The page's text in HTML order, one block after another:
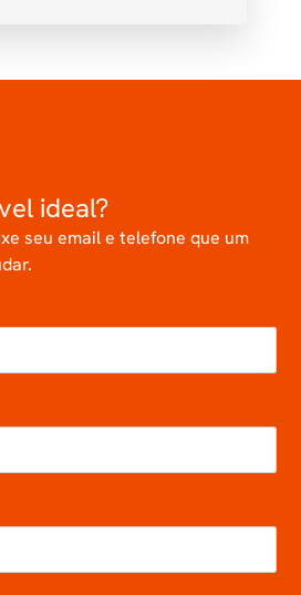
ideal?
seu email e telefone que um